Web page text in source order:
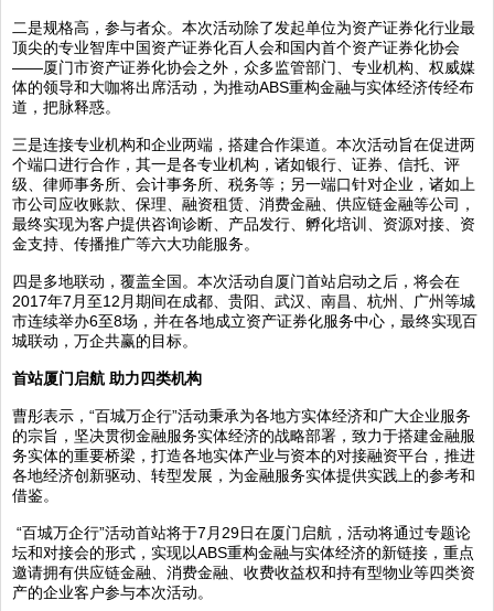
二是规格高，参与者众。本次活动除了发起单位为资产证券化行业最
顶尖的专业智库中国资产证券化百人会和国内首个资产证券化协会
——厦门市资产证券化协会之外，众多监管部门、专业机构、权威媒
体的领导和大咖将出席活动，为推动ABS重构金融与实体经济传经布
道，把脉释惑。
三是连接专业机构和企业两端，搭建合作渠道。本次活动旨在促进两
个端口进行合作，其一是各专业机构，诸如银行、证券、信托、评
级、律师事务所、会计事务所、税务等；另一端口针对企业，诸如上
市公司应收账款、保理、融资租赁、消费金融、供应链金融等公司，
最终实现为客户提供咨询诊断、产品发行、孵化培训、资源对接、资
金支持、传播推广等六大功能服务。
四是多地联动，覆盖全国。本次活动自厦门首站启动之后，将会在
2017年7月至12月期间在成都、贵阳、武汉、南昌、杭州、广州等城
市连续举办6至8场，并在各地成立资产证券化服务中心，最终实现百
城联动，万企共赢的目标。
首站厦门启航 助力四类机构
曹彤表示，“百城万企行”活动秉承为各地方实体经济和广大企业服务
的宗旨，坚决贯彻金融服务实体经济的战略部署，致力于搭建金融服
务实体的重要桥梁，打造各地实体产业与资本的对接融资平台，推进
各地经济创新驱动、转型发展，为金融服务实体提供实践上的参考和
借鉴。
“百城万企行”活动首站将于7月29日在厦门启航，活动将通过专题论
坛和对接会的形式，实现以ABS重构金融与实体经济的新链接，重点
邀请拥有供应链金融、消费金融、收费收益权和持有型物业等四类资
产的企业客户参与本次活动。